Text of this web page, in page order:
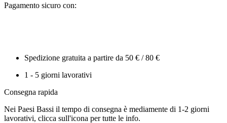
Pagamento sicuro con:
Spedizione gratuita a partire da 50 € / 80 €
1 - 5 giorni lavorativi
Consegna rapida
Nei Paesi Bassi il tempo di consegna è mediamente di 1-2 giorni
lavorativi, clicca sull'icona per tutte le info.